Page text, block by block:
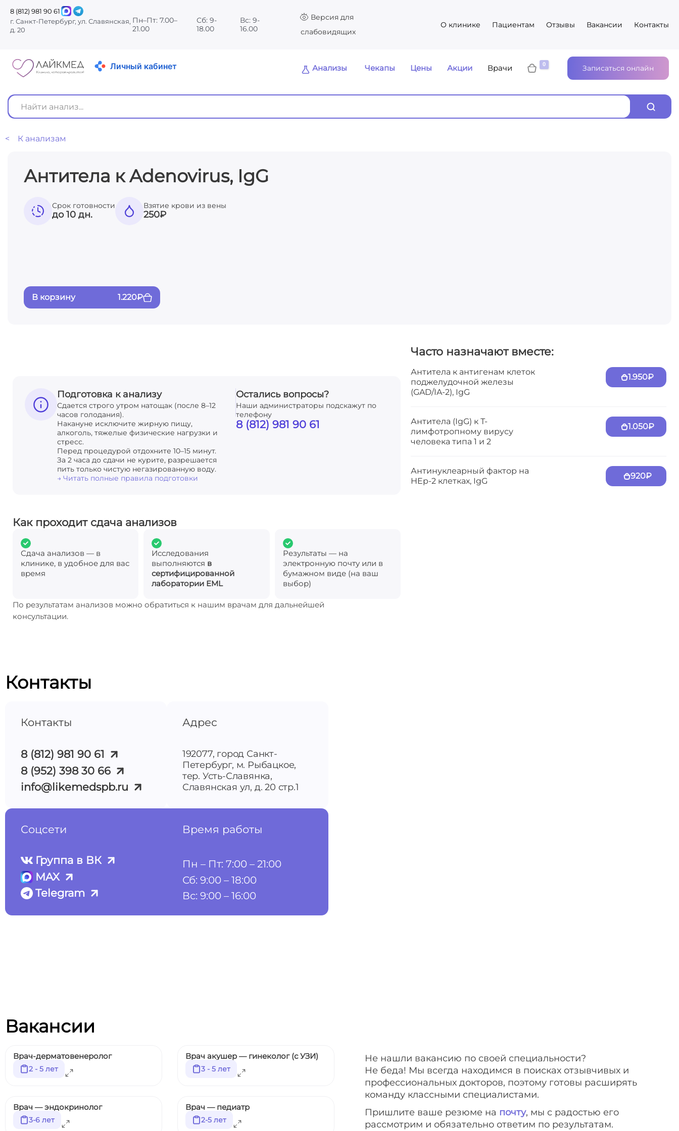
8 (812) 981 90 61
г. Санкт-Петербург, ул. Славянская,
д. 20
Пн–Пт: 7.00–
21.00
Сб: 9-
18.00
Вс: 9-
16.00
Версия для
слабовидящих
О клинике Пациентам Отзывы Вакансии Контакты
Личный кабинет Анализы Чекапы Цены Акции Врачи Записаться онлайн
< К анализам
Антитела к Adenovirus, IgG
Срок готовности
до 10 дн.
Взятие крови из вены
250₽
В корзину 1.220₽
Подготовка к анализу
Сдается строго утром натощак (после 8–12
часов голодания).
Накануне исключите жирную пищу,
алкоголь, тяжелые физические нагрузки и
стресс.
Перед процедурой отдохните 10–15 минут.
За 2 часа до сдачи не курите, разрешается
пить только чистую негазированную воду.
→ Читать полные правила подготовки
Остались вопросы?
Наши администраторы подскажут по
телефону
8 (812) 981 90 61
Как проходит сдача анализов
Сдача анализов — в
клинике, в удобное для вас
время
Исследования
выполняются в
сертифицированной
лаборатории EML
Результаты — на
электронную почту или в
бумажном виде (на ваш
выбор)
По результатам анализов можно обратиться к нашим врачам для дальнейшей
консультации.
Часто назначают вместе:
Антитела к антигенам клеток
поджелудочной железы
(GAD/IA-2), IgG
1.950₽
Антитела (IgG) к Т-
лимфотропному вирусу
человека типа 1 и 2
1.050₽
Антинуклеарный фактор на
HEp-2 клетках, IgG
920₽
Контакты
Контакты
8 (812) 981 90 61
8 (952) 398 30 66
info@likemedspb.ru
Адрес
192077, город Санкт-
Петербург, м. Рыбацкое,
тер. Усть-Славянка,
Славянская ул, д. 20 стр.1
Соцсети
Группа в ВК
MAX
Telegram
Время работы
Пн – Пт: 7:00 – 21:00
Сб: 9:00 – 18:00
Вс: 9:00 – 16:00
Вакансии
Врач-дерматовенеролог
2 - 5 лет
Врач акушер — гинеколог (с УЗИ)
3 - 5 лет
Врач — эндокринолог
3-6 лет
Врач — педиатр
2-5 лет
Не нашли вакансию по своей специальности?
Не беда! Мы всегда находимся в поисках отзывчивых и
профессиональных докторов, поэтому готовы расширять
команду классными специалистами.
Пришлите ваше резюме на почту, мы с радостью его
рассмотрим и обязательно ответим по результатам.